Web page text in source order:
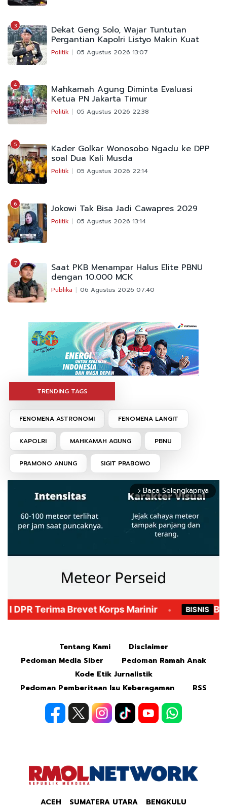
3 Dekat Geng Solo, Wajar Tuntutan
Pergantian Kapolri Listyo Makin Kuat
Politik 05 Agustus 2026 13:07
4 Mahkamah Agung Diminta Evaluasi
Ketua PN Jakarta Timur
Politik 05 Agustus 2026 22:38
5 Kader Golkar Wonosobo Ngadu ke DPP
soal Dua Kali Musda
Politik 05 Agustus 2026 22:14
6 Jokowi Tak Bisa Jadi Cawapres 2029
Politik 05 Agustus 2026 13:14
7 Saat PKB Menampar Halus Elite PBNU
dengan 10.000 MCK
Publika 06 Agustus 2026 07:40
TRENDING TAGS
FENOMENA ASTRONOMI FENOMENA LANGIT
KAPOLRI MAHKAMAH AGUNG PBNU
PRAMONO ANUNG SIGIT PRABOWO
arrow_forward_ios Baca Selengkapnya
Tentang Kami
Disclaimer
Pedoman Media Siber
Pedoman Ramah Anak
Kode Etik Jurnalistik
Pedoman Pemberitaan Isu Keberagaman
RSS
ACEH SUMATERA UTARA BENGKULU